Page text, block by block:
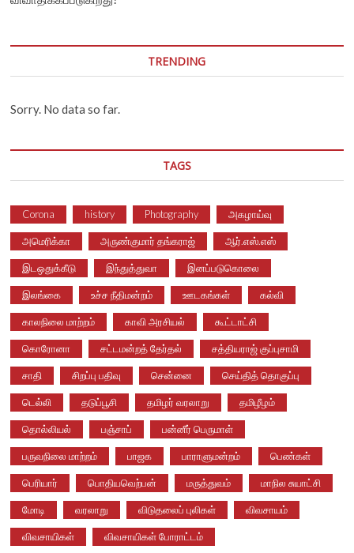
TRENDING
Sorry. No data so far.
TAGS
Corona history Photography அகழாய்வு
அமெரிக்கா அருண்குமார் தங்கராஜ் ஆர்.எஸ்.எஸ்
இடஒதுக்கீடு இந்துத்துவா இனப்படுகொலை
இலங்கை உச்ச நீதிமன்றம் ஊடகங்கள் கல்வி
காலநிலை மாற்றம் காவி அரசியல் கூட்டாட்சி
கொரோனா சட்டமன்றத் தேர்தல் சத்தியராஜ் குப்புசாமி
சாதி சிறப்பு பதிவு சென்னை செய்தித் தொகுப்பு
டெல்லி தடுப்பூசி தமிழர் வரலாறு தமிழீழம்
தொல்லியல் பஞ்சாப் பன்னீர் பெருமாள்
பருவநிலை மாற்றம் பாஜக பாராளுமன்றம் பெண்கள்
பெரியார் பொதியவெற்பன் மருத்துவம் மாநில சுயாட்சி
மோடி வரலாறு விடுதலைப் புலிகள் விவசாயம்
விவசாயிகள் விவசாயிகள் போராட்டம்